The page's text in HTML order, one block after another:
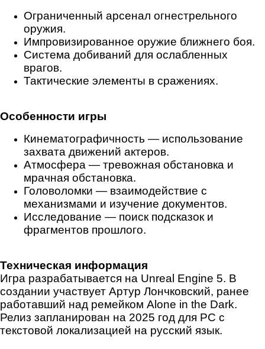
Ограниченный арсенал огнестрельного
оружия.
Импровизированное оружие ближнего боя.
Система добиваний для ослабленных
врагов.
Тактические элементы в сражениях.
Особенности игры
Кинематографичность — использование
захвата движений актеров.
Атмосфера — тревожная обстановка и
мрачная обстановка.
Головоломки — взаимодействие с
механизмами и изучение документов.
Исследование — поиск подсказок и
фрагментов прошлого.
Техническая информация
Игра разрабатывается на Unreal Engine 5. В
создании участвует Артур Лончковский, ранее
работавший над ремейком Alone in the Dark.
Релиз запланирован на 2025 год для PC с
текстовой локализацией на русский язык.